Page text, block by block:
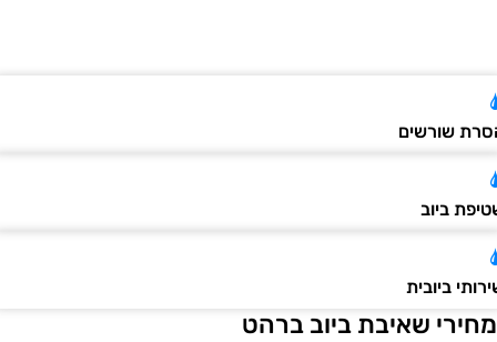
שורשים
ביוב
ביובית
שאיבת ביוב ברהט